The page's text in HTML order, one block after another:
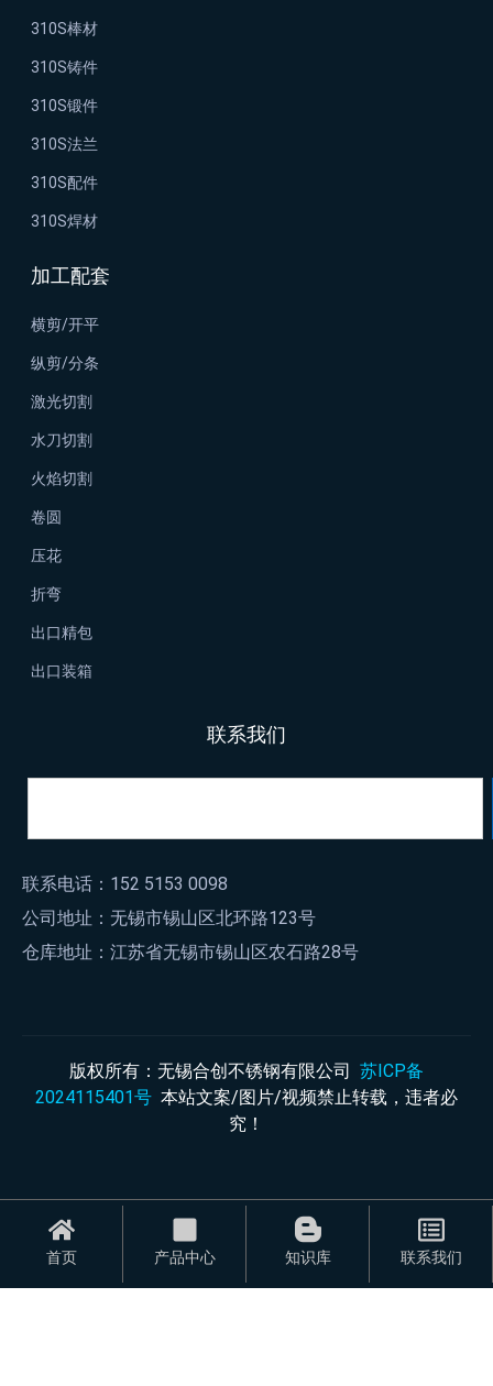
310S棒材
310S铸件
310S锻件
310S法兰
310S配件
310S焊材
加工配套
横剪/开平
纵剪/分条
激光切割
水刀切割
火焰切割
卷圆
压花
折弯
出口精包
出口装箱
联系我们
联系电话：152 5153 0098
公司地址：无锡市锡山区北环路123号
仓库地址：江苏省无锡市锡山区农石路28号
版权所有：无锡合创不锈钢有限公司 苏ICP备
2024115401号 本站文案/图片/视频禁止转载，违者必
究！
首页 产品中心 知识库 联系我们